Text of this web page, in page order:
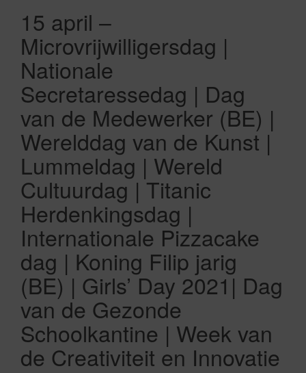
15 april –
Microvrijwilligersdag |
Nationale
Secretaressedag | Dag
van de Medewerker (BE) |
Werelddag van de Kunst |
Lummeldag | Wereld
Cultuurdag | Titanic
Herdenkingsdag |
Internationale Pizzacake
dag | Koning Filip jarig
(BE) | Girls’ Day 2021| Dag
van de Gezonde
Schoolkantine | Week van
de Creativiteit en Innovatie